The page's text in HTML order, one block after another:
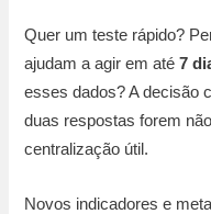
Quer um teste rápido?
ajudam a agir em até7
esses dados? A decisão
duas respostas forem
centralização útil.
Novos indicadores e